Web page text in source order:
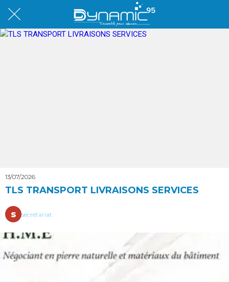
13/07/2026
TLS TRANSPORT LIVRAISONS SERVICES
s secretariat